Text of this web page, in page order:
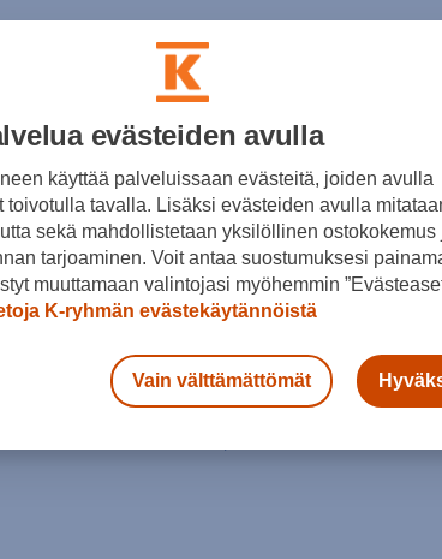
(3)
evästeiden avulla
käyttää palveluissaan evästeitä, joiden avulla
toivotulla tavalla. Lisäksi evästeiden avulla
sekä mahdollistetaan yksilöllinen ostokokemus
tarjoaminen. Voit antaa suostumuksesi
muuttamaan valintojasi myöhemmin
K-ryhmän evästekäytännöistä
Vain välttämättömät